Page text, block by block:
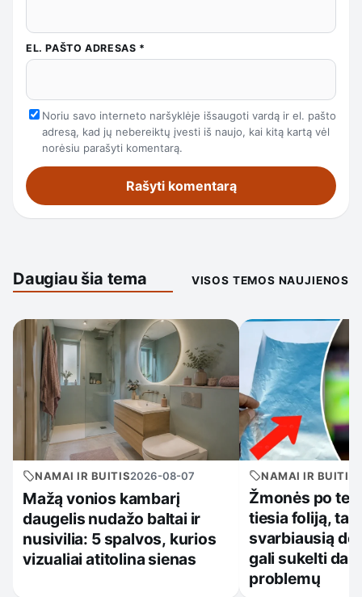
EL. PAŠTO ADRESAS *
Noriu savo interneto naršyklėje išsaugoti vardą ir el. pašto
adresą, kad jų nebereiktų įvesti iš naujo, kai kitą kartą vėl
norėsiu parašyti komentarą.
Daugiau šia tema VISOS TEMOS NAUJIENOS
NAMAI IR BUITIS2026-08-07
Mažą vonios kambarį
daugelis nudažo baltai ir
nusivilia: 5 spalvos, kurios
vizualiai atitolina sienas
NAMAI IR BUITIS
Žmonės po
tiesia foliją,
svarbiausią
gali sukelti
problemų